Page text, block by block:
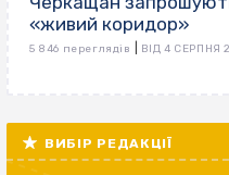
«живий коридор»
5 846 переглядів ВІД 4 СЕРПНЯ
ВИБІР РЕДАКЦІЇ